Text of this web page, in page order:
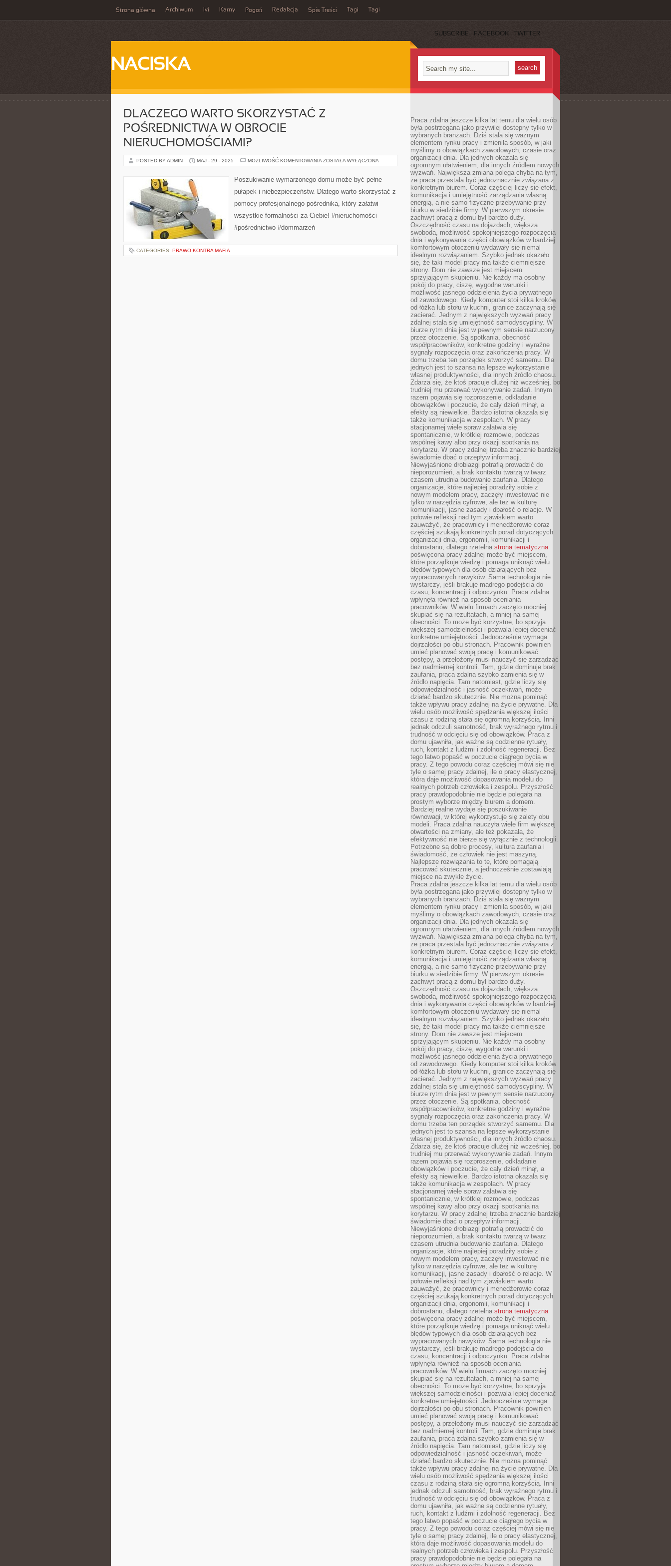
Strona główna Archiwum Ivi Karny Pogoń Redakcja Spis Treści Tagi Tagi
SUBSCRIBE FACEBOOK TWITTER
NACISKA
DLACZEGO WARTO SKORZYSTAĆ Z
POŚREDNICTWA W OBROCIE
NIERUCHOMOŚCIAMI?
POSTED BY ADMIN MAJ - 29 - 2025 MOŻLIWOŚĆ KOMENTOWANIA DLACZEGO
POŚREDNICTWA
OBROCIE
ZOSTAŁA WYŁĄCZONA
Poszukiwanie wymarzonego domu może być pełne
pułapek i niebezpieczeństw. Dlatego warto skorzystać z
pomocy profesjonalnego pośrednika, który załatwi
wszystkie formalności za Ciebie! #nieruchomości
#pośrednictwo #dommarzeń
CATEGORIES: PRAWO KONTRA MAFIA
Praca zdalna jeszcze kilka lat temu dla wielu osób
była postrzegana jako przywilej dostępny tylko w
wybranych branżach. Dziś stała się ważnym
elementem rynku pracy i zmieniła sposób, w jaki
myślimy o obowiązkach zawodowych, czasie oraz
organizacji dnia. Dla jednych okazała się
ogromnym ułatwieniem, dla innych źródłem nowych
wyzwań. Największa zmiana polega chyba na tym,
że praca przestała być jednoznacznie związana z
konkretnym biurem. Coraz częściej liczy się efekt,
komunikacja i umiejętność zarządzania własną
energią, a nie samo fizyczne przebywanie przy
biurku w siedzibie firmy. W pierwszym okresie
zachwyt pracą z domu był bardzo duży.
Oszczędność czasu na dojazdach, większa
swoboda, możliwość spokojniejszego rozpoczęcia
dnia i wykonywania części obowiązków w bardziej
komfortowym otoczeniu wydawały się niemal
idealnym rozwiązaniem. Szybko jednak okazało
się, że taki model pracy ma także ciemniejsze
strony. Dom nie zawsze jest miejscem
sprzyjającym skupieniu. Nie każdy ma osobny
pokój do pracy, ciszę, wygodne warunki i
możliwość jasnego oddzielenia życia prywatnego
od zawodowego. Kiedy komputer stoi kilka kroków
od łóżka lub stołu w kuchni, granice zaczynają się
zacierać. Jednym z największych wyzwań pracy
zdalnej stała się umiejętność samodyscypliny. W
biurze rytm dnia jest w pewnym sensie narzucony
przez otoczenie. Są spotkania, obecność
współpracowników, konkretne godziny i wyraźne
sygnały rozpoczęcia oraz zakończenia pracy. W
domu trzeba ten porządek stworzyć samemu. Dla
jednych jest to szansa na lepsze wykorzystanie
własnej produktywności, dla innych źródło chaosu.
Zdarza się, że ktoś pracuje dłużej niż wcześniej, bo
trudniej mu przerwać wykonywanie zadań. Innym
razem pojawia się rozproszenie, odkładanie
obowiązków i poczucie, że cały dzień minął, a
efekty są niewielkie. Bardzo istotna okazała się
także komunikacja w zespołach. W pracy
stacjonarnej wiele spraw załatwia się
spontanicznie, w krótkiej rozmowie, podczas
wspólnej kawy albo przy okazji spotkania na
korytarzu. W pracy zdalnej trzeba znacznie bardziej
świadomie dbać o przepływ informacji.
Niewyjaśnione drobiazgi potrafią prowadzić do
nieporozumień, a brak kontaktu twarzą w twarz
czasem utrudnia budowanie zaufania. Dlatego
organizacje, które najlepiej poradziły sobie z
nowym modelem pracy, zaczęły inwestować nie
tylko w narzędzia cyfrowe, ale też w kulturę
komunikacji, jasne zasady i dbałość o relacje. W
połowie refleksji nad tym zjawiskiem warto
zauważyć, że pracownicy i menedżerowie coraz
częściej szukają konkretnych porad dotyczących
organizacji dnia, ergonomii, komunikacji i
dobrostanu, dlatego rzetelna strona tematyczna
poświęcona pracy zdalnej może być miejscem,
które porządkuje wiedzę i pomaga uniknąć wielu
błędów typowych dla osób działających bez
wypracowanych nawyków. Sama technologia nie
wystarczy, jeśli brakuje mądrego podejścia do
czasu, koncentracji i odpoczynku. Praca zdalna
wpłynęła również na sposób oceniania
pracowników. W wielu firmach zaczęto mocniej
skupiać się na rezultatach, a mniej na samej
obecności. To może być korzystne, bo sprzyja
większej samodzielności i pozwala lepiej doceniać
konkretne umiejętności. Jednocześnie wymaga
dojrzałości po obu stronach. Pracownik powinien
umieć planować swoją pracę i komunikować
postępy, a przełożony musi nauczyć się zarządzać
bez nadmiernej kontroli. Tam, gdzie dominuje brak
zaufania, praca zdalna szybko zamienia się w
źródło napięcia. Tam natomiast, gdzie liczy się
odpowiedzialność i jasność oczekiwań, może
działać bardzo skutecznie. Nie można pominąć
także wpływu pracy zdalnej na życie prywatne. Dla
wielu osób możliwość spędzania większej ilości
czasu z rodziną stała się ogromną korzyścią. Inni
jednak odczuli samotność, brak wyraźnego rytmu i
trudność w odcięciu się od obowiązków. Praca z
domu ujawniła, jak ważne są codzienne rytuały,
ruch, kontakt z ludźmi i zdolność regeneracji. Bez
tego łatwo popaść w poczucie ciągłego bycia w
pracy. Z tego powodu coraz częściej mówi się nie
tyle o samej pracy zdalnej, ile o pracy elastycznej,
która daje możliwość dopasowania modelu do
realnych potrzeb człowieka i zespołu. Przyszłość
pracy prawdopodobnie nie będzie polegała na
prostym wyborze między biurem a domem.
Bardziej realne wydaje się poszukiwanie
równowagi, w której wykorzystuje się zalety obu
modeli. Praca zdalna nauczyła wiele firm większej
otwartości na zmiany, ale też pokazała, że
efektywność nie bierze się wyłącznie z technologii.
Potrzebne są dobre procesy, kultura zaufania i
świadomość, że człowiek nie jest maszyną.
Najlepsze rozwiązania to te, które pomagają
pracować skutecznie, a jednocześnie zostawiają
miejsce na zwykłe życie.
Praca zdalna jeszcze kilka lat temu dla wielu osób
była postrzegana jako przywilej dostępny tylko w
wybranych branżach. Dziś stała się ważnym
elementem rynku pracy i zmieniła sposób, w jaki
myślimy o obowiązkach zawodowych, czasie oraz
organizacji dnia. Dla jednych okazała się
ogromnym ułatwieniem, dla innych źródłem nowych
wyzwań. Największa zmiana polega chyba na tym,
że praca przestała być jednoznacznie związana z
konkretnym biurem. Coraz częściej liczy się efekt,
komunikacja i umiejętność zarządzania własną
energią, a nie samo fizyczne przebywanie przy
biurku w siedzibie firmy. W pierwszym okresie
zachwyt pracą z domu był bardzo duży.
Oszczędność czasu na dojazdach, większa
swoboda, możliwość spokojniejszego rozpoczęcia
dnia i wykonywania części obowiązków w bardziej
komfortowym otoczeniu wydawały się niemal
idealnym rozwiązaniem. Szybko jednak okazało
się, że taki model pracy ma także ciemniejsze
strony. Dom nie zawsze jest miejscem
sprzyjającym skupieniu. Nie każdy ma osobny
pokój do pracy, ciszę, wygodne warunki i
możliwość jasnego oddzielenia życia prywatnego
od zawodowego. Kiedy komputer stoi kilka kroków
od łóżka lub stołu w kuchni, granice zaczynają się
zacierać. Jednym z największych wyzwań pracy
zdalnej stała się umiejętność samodyscypliny. W
biurze rytm dnia jest w pewnym sensie narzucony
przez otoczenie. Są spotkania, obecność
współpracowników, konkretne godziny i wyraźne
sygnały rozpoczęcia oraz zakończenia pracy. W
domu trzeba ten porządek stworzyć samemu. Dla
jednych jest to szansa na lepsze wykorzystanie
własnej produktywności, dla innych źródło chaosu.
Zdarza się, że ktoś pracuje dłużej niż wcześniej, bo
trudniej mu przerwać wykonywanie zadań. Innym
razem pojawia się rozproszenie, odkładanie
obowiązków i poczucie, że cały dzień minął, a
efekty są niewielkie. Bardzo istotna okazała się
także komunikacja w zespołach. W pracy
stacjonarnej wiele spraw załatwia się
spontanicznie, w krótkiej rozmowie, podczas
wspólnej kawy albo przy okazji spotkania na
korytarzu. W pracy zdalnej trzeba znacznie bardziej
świadomie dbać o przepływ informacji.
Niewyjaśnione drobiazgi potrafią prowadzić do
nieporozumień, a brak kontaktu twarzą w twarz
czasem utrudnia budowanie zaufania. Dlatego
organizacje, które najlepiej poradziły sobie z
nowym modelem pracy, zaczęły inwestować nie
tylko w narzędzia cyfrowe, ale też w kulturę
komunikacji, jasne zasady i dbałość o relacje. W
połowie refleksji nad tym zjawiskiem warto
zauważyć, że pracownicy i menedżerowie coraz
częściej szukają konkretnych porad dotyczących
organizacji dnia, ergonomii, komunikacji i
dobrostanu, dlatego rzetelna strona tematyczna
poświęcona pracy zdalnej może być miejscem,
które porządkuje wiedzę i pomaga uniknąć wielu
błędów typowych dla osób działających bez
wypracowanych nawyków. Sama technologia nie
wystarczy, jeśli brakuje mądrego podejścia do
czasu, koncentracji i odpoczynku. Praca zdalna
wpłynęła również na sposób oceniania
pracowników. W wielu firmach zaczęto mocniej
skupiać się na rezultatach, a mniej na samej
obecności. To może być korzystne, bo sprzyja
większej samodzielności i pozwala lepiej doceniać
konkretne umiejętności. Jednocześnie wymaga
dojrzałości po obu stronach. Pracownik powinien
umieć planować swoją pracę i komunikować
postępy, a przełożony musi nauczyć się zarządzać
bez nadmiernej kontroli. Tam, gdzie dominuje brak
zaufania, praca zdalna szybko zamienia się w
źródło napięcia. Tam natomiast, gdzie liczy się
odpowiedzialność i jasność oczekiwań, może
działać bardzo skutecznie. Nie można pominąć
także wpływu pracy zdalnej na życie prywatne. Dla
wielu osób możliwość spędzania większej ilości
czasu z rodziną stała się ogromną korzyścią. Inni
jednak odczuli samotność, brak wyraźnego rytmu i
trudność w odcięciu się od obowiązków. Praca z
domu ujawniła, jak ważne są codzienne rytuały,
ruch, kontakt z ludźmi i zdolność regeneracji. Bez
tego łatwo popaść w poczucie ciągłego bycia w
pracy. Z tego powodu coraz częściej mówi się nie
tyle o samej pracy zdalnej, ile o pracy elastycznej,
która daje możliwość dopasowania modelu do
realnych potrzeb człowieka i zespołu. Przyszłość
pracy prawdopodobnie nie będzie polegała na